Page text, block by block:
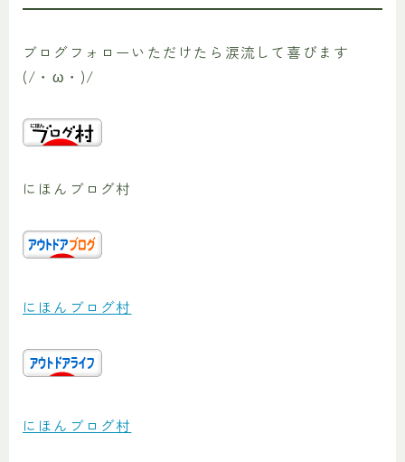
ブログフォローいただけたら涙流して喜びます
(/・ω・)/
にほんブログ村
にほんブログ村
にほんブログ村